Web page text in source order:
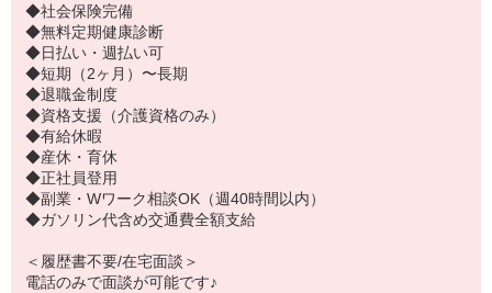
◆社会保険完備
◆無料定期健康診断
◆日払い・週払い可
◆短期（2ヶ月）〜長期
◆退職金制度
◆資格支援（介護資格のみ）
◆有給休暇
◆産休・育休
◆正社員登用
◆副業・Wワーク相談OK（週40時間以内）
◆ガソリン代含め交通費全額支給
＜履歴書不要/在宅面談＞
電話のみで面談が可能です♪